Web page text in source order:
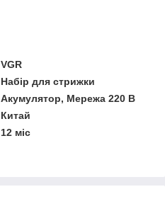
VGR
Набір для стрижки
Акумулятор, Мережа 220 В
Китай
12 міс